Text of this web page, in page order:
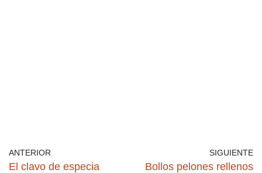
ANTERIOR
El clavo de especia
SIGUIENTE
Bollos pelones rellenos